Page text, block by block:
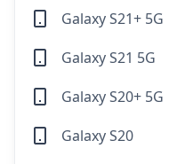
Galaxy S21+ 5G
Galaxy S21 5G
Galaxy S20+ 5G
Galaxy S20